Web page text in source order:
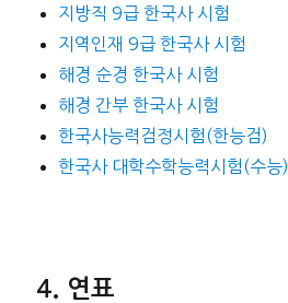
지방직 9급 한국사 시험
지역인재 9급 한국사 시험
해경 순경 한국사 시험
해경 간부 한국사 시험
한국사능력검정시험(한능검)
한국사 대학수학능력시험(수능)
연표